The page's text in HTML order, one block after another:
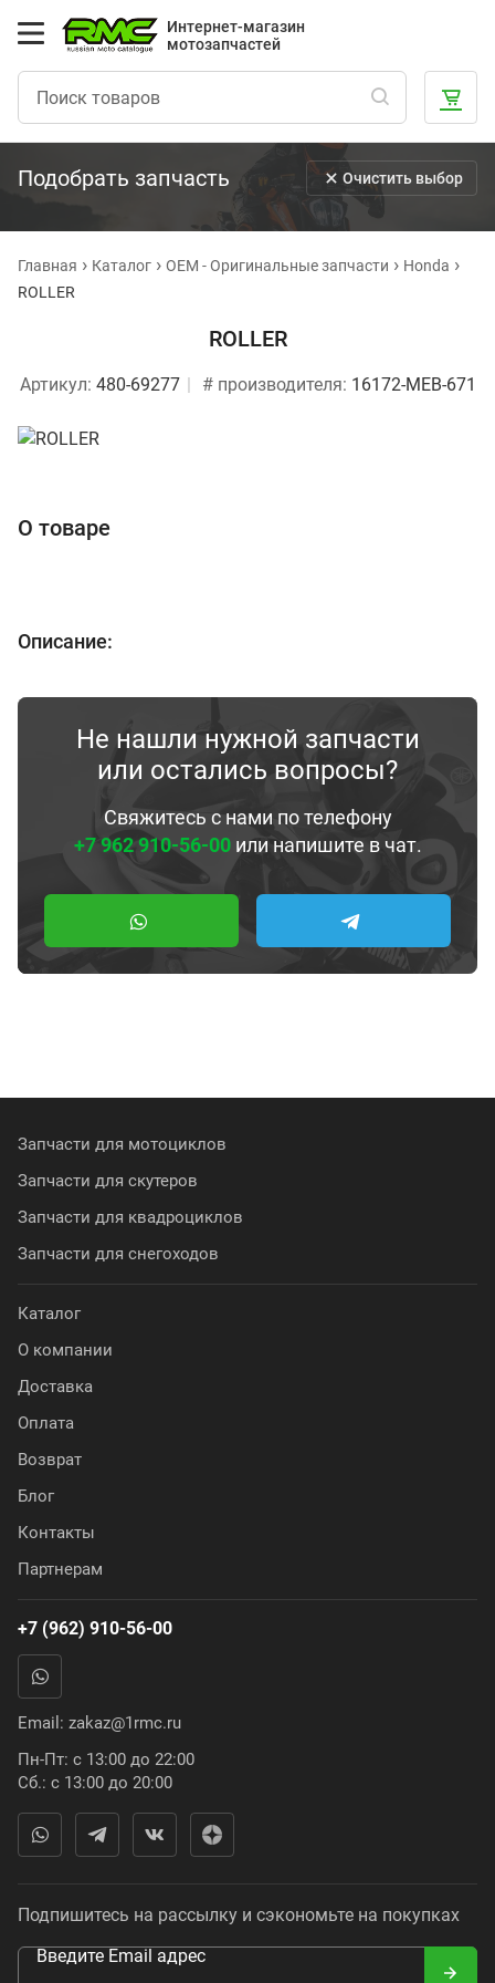
Интернет-магазин
мотозапчастей
Подобрать запчасть Очистить выбор
Главная Каталог OEM - Оригинальные запчасти
Honda
ROLLER
ROLLER
Артикул: 480-69277 # производителя: 16172-MEB-671
О товаре
Описание:
Не нашли нужной запчасти
или остались вопросы?
Свяжитесь с нами по телефону
+7 962 910-56-00или напишите в чат.
Запчасти для мотоциклов
Запчасти для скутеров
Запчасти для квадроциклов
Запчасти для снегоходов
Каталог
О компании
Доставка
Оплата
Возврат
Блог
Контакты
Партнерам
+7 (962) 910-56-00
Email: zakaz@1rmc.ru
Пн-Пт: с 13:00 до 22:00
Сб.: с 13:00 до 20:00
Подпишитесь на рассылку и сэкономьте на покупках
Введите Email адрес